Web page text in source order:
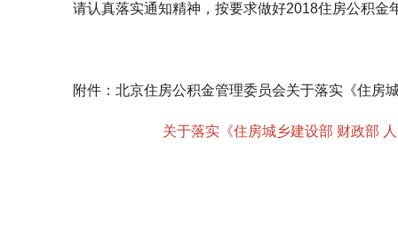
请认真落实通知精神，按要求做好2018住房公积金
附件：北京住房公积金管理委员会关于落实《住房城
关于落实《住房城乡建设部 财政部